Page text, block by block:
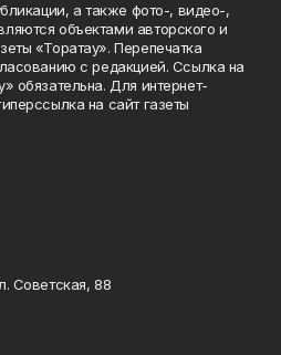
а также фото-, видео-,
объектами авторского и
«Торатау». Перепечатка
с редакцией. Ссылка на
обязательна. Для интернет-
на сайт газеты
Советская, 88